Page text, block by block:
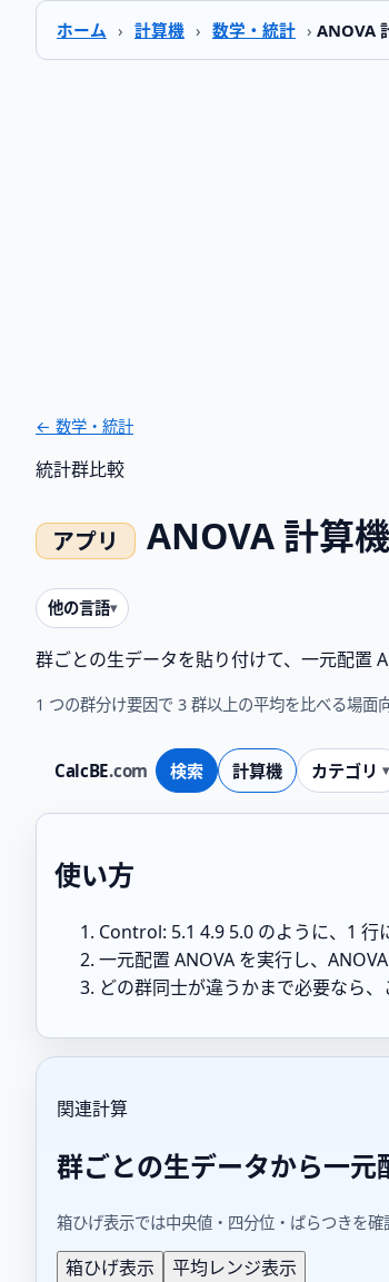
ホーム › 計算機 › 数学・統計 › ANOVA
CalcBE.com 検索 計算機 カテゴリ
← 数学・統計
統計群比較
ANOVA 計算機
他の言語
群ごとの生データを貼り付けて、一元配置
1 つの群分け要因で 3 群以上の平均を比べる場面
使い方
Control: 5.1 4.9 5.0 のように、1 行
一元配置 ANOVA を実行し、
どの群同士が違うかまで必要なら
関連計算
群ごとの生データから一
箱ひげ表示では中央値・四分位・ばらつきを確
箱ひげ表示 平均レンジ表示